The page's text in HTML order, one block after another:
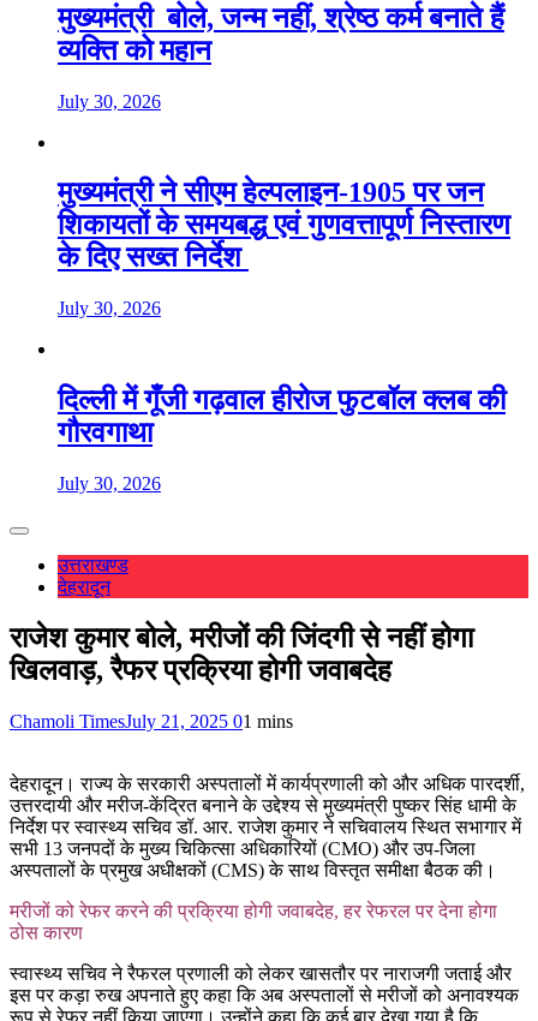
मुख्यमंत्री बोले, जन्म नहीं, श्रेष्ठ कर्म बनाते हैं
व्यक्ति को महान
July 30, 2026
मुख्यमंत्री ने सीएम हेल्पलाइन-1905 पर जन
शिकायतों के समयबद्ध एवं गुणवत्तापूर्ण निस्तारण
के दिए सख्त निर्देश
July 30, 2026
दिल्ली में गूँजी गढ़वाल हीरोज फुटबॉल क्लब की
गौरवगाथा
July 30, 2026
उत्तराखण्ड
देहरादून
राजेश कुमार बोले, मरीजों की जिंदगी से नहीं होगा
खिलवाड़, रैफर प्रक्रिया होगी जवाबदेह
Chamoli TimesJuly 21, 2025 01 mins
देहरादून। राज्य के सरकारी अस्पतालों में कार्यप्रणाली को और अधिक पारदर्शी,
उत्तरदायी और मरीज-केंद्रित बनाने के उद्देश्य से मुख्यमंत्री पुष्कर सिंह धामी के
निर्देश पर स्वास्थ्य सचिव डॉ. आर. राजेश कुमार ने सचिवालय स्थित सभागार में
सभी 13 जनपदों के मुख्य चिकित्सा अधिकारियों (CMO) और उप-जिला
अस्पतालों के प्रमुख अधीक्षकों (CMS) के साथ विस्तृत समीक्षा बैठक की।
मरीजों को रेफर करने की प्रक्रिया होगी जवाबदेह, हर रेफरल पर देना होगा
ठोस कारण
स्वास्थ्य सचिव ने रैफरल प्रणाली को लेकर खासतौर पर नाराजगी जताई और
इस पर कड़ा रुख अपनाते हुए कहा कि अब अस्पतालों से मरीजों को अनावश्यक
रूप से रेफर नहीं किया जाएगा। उन्होंने कहा कि कई बार देखा गया है कि